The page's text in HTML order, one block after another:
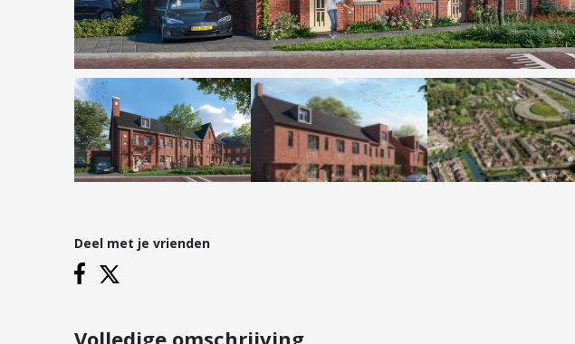
Hypotheek oversluiten
Hypotheek verhogen
Starterslening
Financiële check
Banken
Duurzame hypotheek
Vestigingen
Deel met je vrienden
Volledige omschrijving